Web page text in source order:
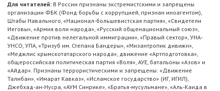
Для читателей: В России признаны экстремистскими и запрещены
организации ФБК (Фонд борьбы с коррупцией, признан иноагентом),
Штабы Навального, «Национал-большевистская партия», «Свидетели
Иеговы», «Армия воли народа», «Русский общенациональный союз»,
«Движение против нелегальной иммиграции», «Правый сектор», УНА-
УНСО, УПА, «Тризуб им. Степана Бандеры», «Мизантропик дивижн»,
«Меджлис крымскотатарского народа», движение «Артподготовка»,
общероссийская политическая партия «Воля», АУЕ, батальоны «Азов» и
«Айдар». Признаны террористическими и запрещены: «Движение
Талибан», «Имарат Кавказ», «Исламское государство» (ИГ, ИГИЛ),
Джебхад-ан-Нусра, «АУМ Синрике», «Братья-мусульмане», «Аль-Каида в